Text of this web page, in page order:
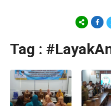
Tag :